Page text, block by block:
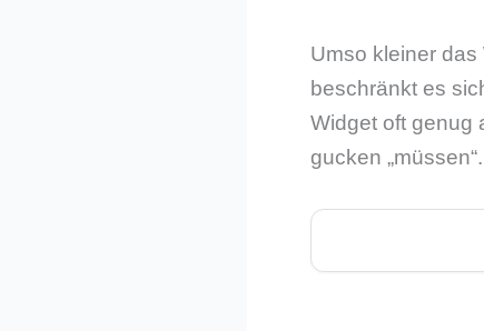
Umso kleiner
beschränkt es
Widget oft genug
gucken „müssen“.